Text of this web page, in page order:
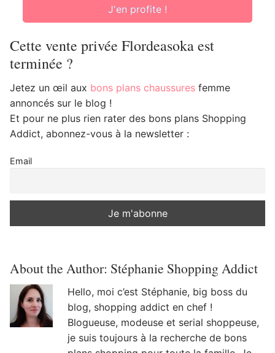
J'en profite !
Cette vente privée Flordeasoka est
terminée ?
Jetez un œil aux bons plans chaussures femme
annoncés sur le blog !
Et pour ne plus rien rater des bons plans Shopping
Addict, abonnez-vous à la newsletter :
Email
About the Author: Stéphanie Shopping Addict
Hello, moi c’est Stéphanie, big boss du
blog, shopping addict en chef !
Blogueuse, modeuse et serial shoppeuse,
je suis toujours à la recherche de bons